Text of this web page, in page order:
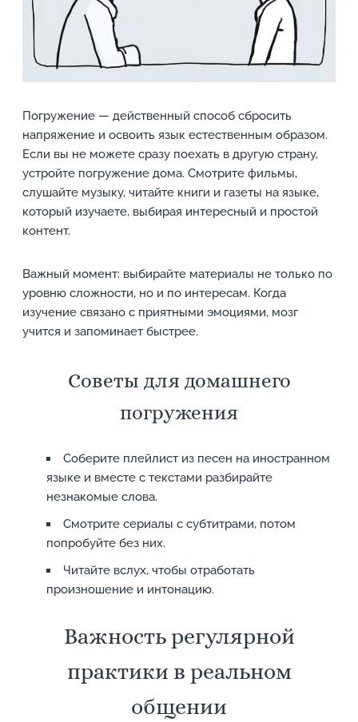
Погружение — действенный способ сбросить
напряжение и освоить язык естественным образом.
Если вы не можете сразу поехать в другую страну,
устройте погружение дома. Смотрите фильмы,
слушайте музыку, читайте книги и газеты на языке,
который изучаете, выбирая интересный и простой
контент.
Важный момент: выбирайте материалы не только по
уровню сложности, но и по интересам. Когда
изучение связано с приятными эмоциями, мозг
учится и запоминает быстрее.
Советы для домашнего
погружения
Соберите плейлист из песен на иностранном
языке и вместе с текстами разбирайте
незнакомые слова.
Смотрите сериалы с субтитрами, потом
попробуйте без них.
Читайте вслух, чтобы отработать
произношение и интонацию.
Важность регулярной
практики в реальном
общении